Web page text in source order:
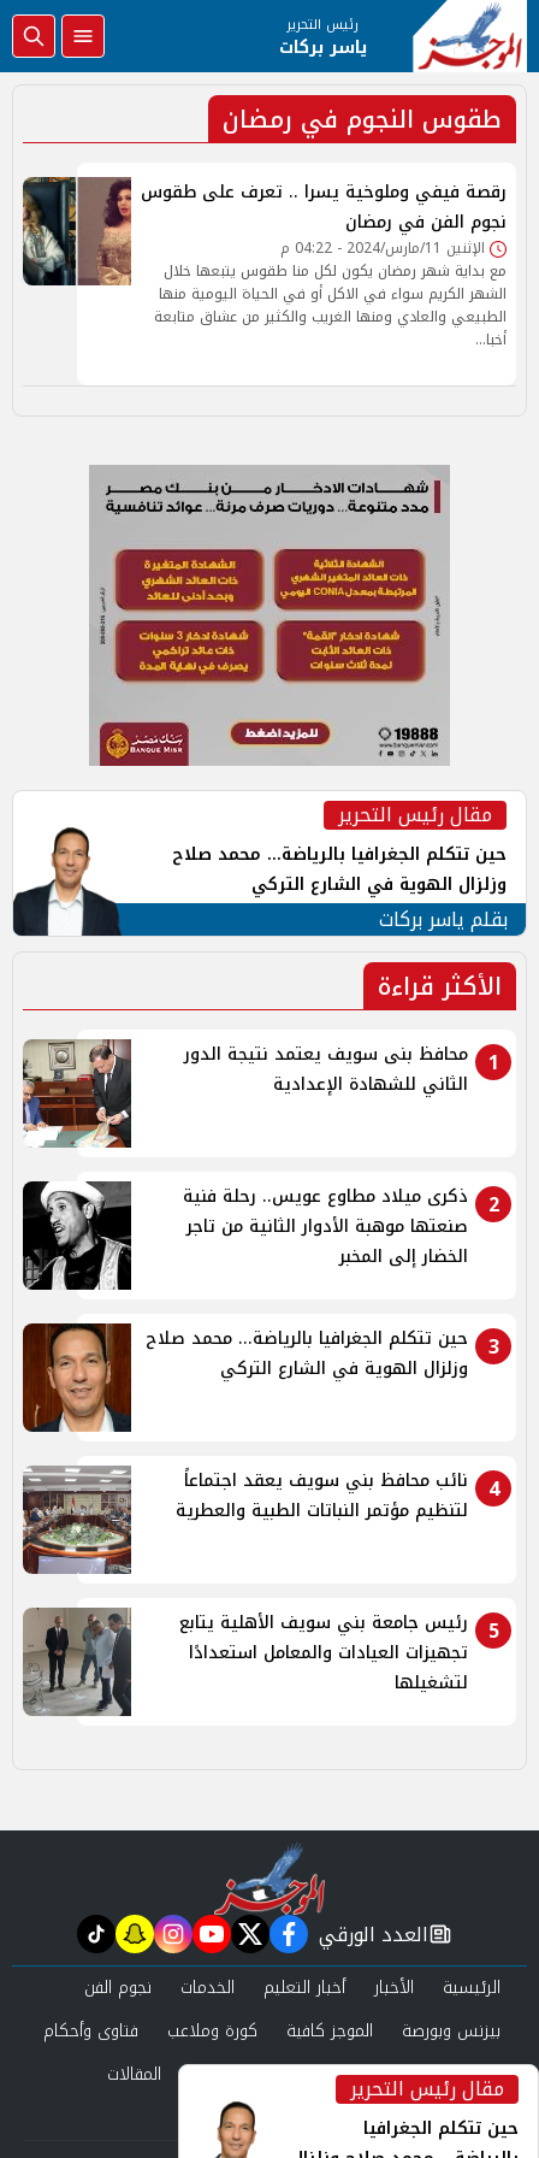
رئيس التحرير
ياسر بركات
طقوس النجوم في رمضان
رقصة فيفي وملوخية يسرا .. تعرف على طقوس
نجوم الفن في رمضان
الإثنين 11/مارس/2024 - 04:22 م
مع بداية شهر رمضان يكون لكل منا طقوس يتبعها خلال
الشهر الكريم سواء في الاكل أو في الحياة اليومية منها
الطبيعي والعادي ومنها الغريب والكثير من عشاق متابعة
أخبا…
مقال رئيس التحرير
حين تتكلم الجغرافيا بالرياضة... محمد صلاح
وزلزال الهوية في الشارع التركي
بقلم ياسر بركات
الأكثر قراءة
1
محافظ بنى سويف يعتمد نتيجة الدور
الثاني للشهادة الإعدادية
2
ذكرى ميلاد مطاوع عويس.. رحلة فنية
صنعتها موهبة الأدوار الثانية من تاجر
الخضار إلى المخبر
3
حين تتكلم الجغرافيا بالرياضة... محمد صلاح
وزلزال الهوية في الشارع التركي
4
نائب محافظ بني سويف يعقد اجتماعاً
لتنظيم مؤتمر النباتات الطبية والعطرية
5
رئيس جامعة بني سويف الأهلية يتابع
تجهيزات العيادات والمعامل استعدادًا
لتشغيلها
مقال رئيس التحرير
حين تتكلم الجغرافيا
newspaper
العدد الورقي facebook
twitter
youtube
instagram
snapchat
tiktok
الرئيسية الأخبار أخبار التعليم الخدمات
نجوم الفن
بيزنس وبورصة
الموجز كافية كورة وملاعب
فتاوى وأحكام
صحة وجمال
عرب وعالم حوادث ومحاكم
المقالات
العدد الورقي